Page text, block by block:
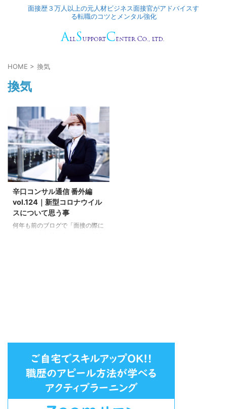
面接歴３万人以上の元人材ビジネス面接官がアドバイスす
る転職のコツとメンタル強化
HOME > 換気
換気
辛口コンサル通信 番外編
vol.124｜新型コロナウイル
スについて思う事
何年も前のブログで「面接の際に
さて・・ 国会中継を見るとマス
クをしている議員さん達、誰もマ
スクしていませんね。 買えない
のかな？（←そん ...